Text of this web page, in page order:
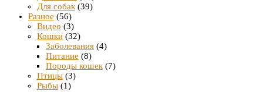
Для собак (39)
Разное (56)
Видео (3)
Кошки (32)
Заболевания (4)
Питание (8)
Породы кошек (7)
Птицы (3)
Рыбы (1)